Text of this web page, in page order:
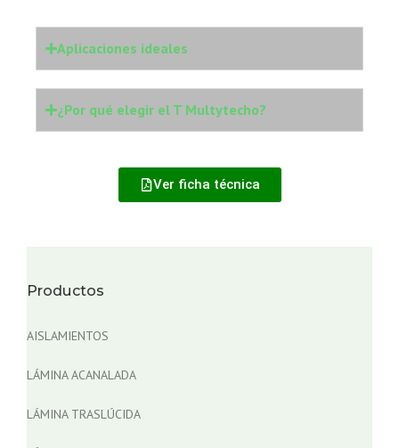
Aplicaciones ideales
¿Por qué elegir el T Multytecho?
Ver ficha técnica
Productos
AISLAMIENTOS
LÁMINA ACANALADA
LÁMINA TRASLÚCIDA